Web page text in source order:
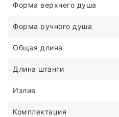
Форма верхнего душа
Форма ручного душа
Общая длина
Длина штанги
Излив
Комплектация